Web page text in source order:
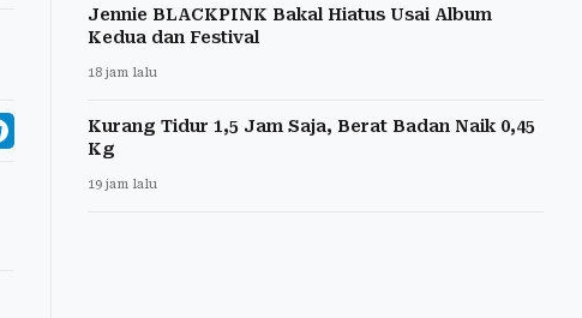
Jennie BLACKPINK Bakal Hiatus Usai Album
Kedua dan Festival
18 jam lalu
Kurang Tidur 1,5 Jam Saja, Berat Badan Naik 0,45
Kg
19 jam lalu